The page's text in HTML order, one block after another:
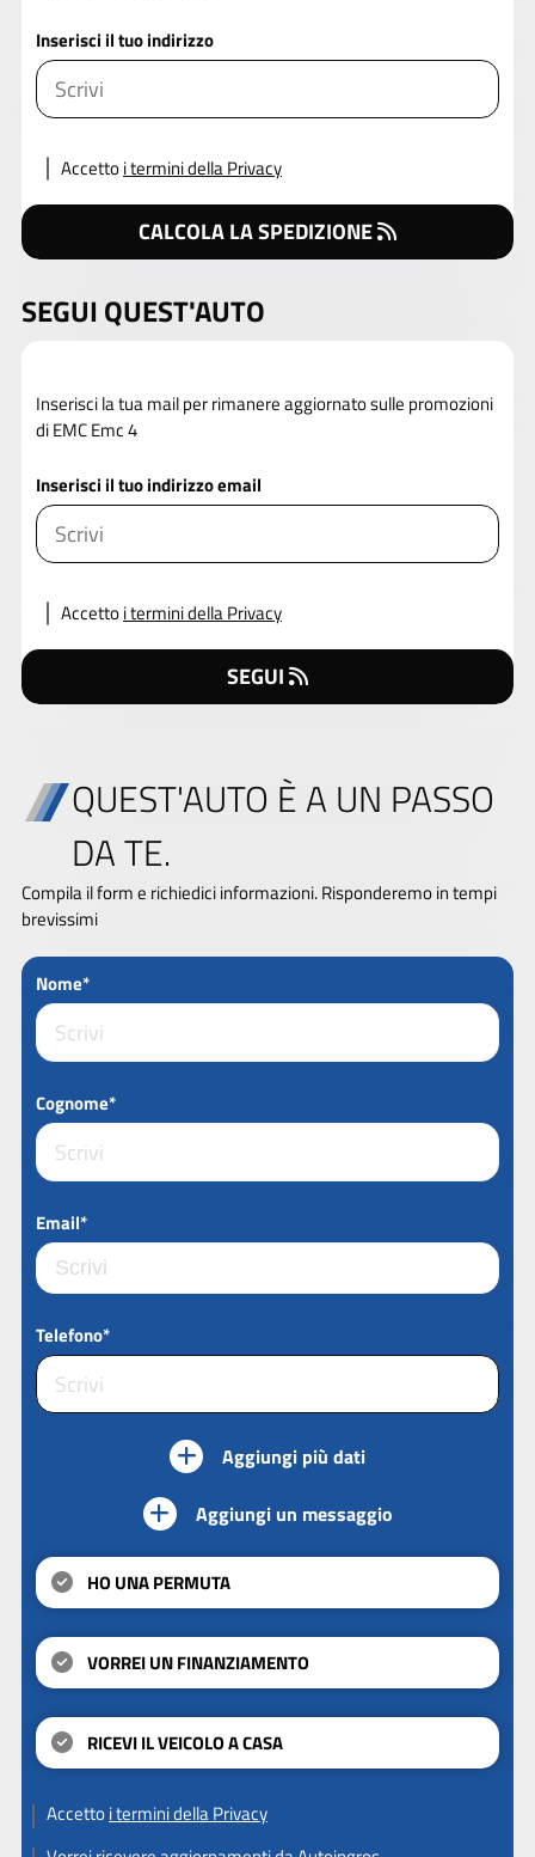
Inserisci il tuo indirizzo
Accettoi termini della Privacy
CALCOLA LA SPEDIZIONE
SEGUI QUEST'AUTO
Inserisci la tua mail per rimanere aggiornato sulle promozioni
di EMC Emc 4
Inserisci il tuo indirizzo email
Accettoi termini della Privacy
SEGUI
QUEST'AUTO È A UN PASSO
DA TE.
Compila il form e richiedici informazioni. Risponderemo in tempi
brevissimi
Nome*
Cognome*
Email*
Telefono*
Aggiungi più dati
Aggiungi un messaggio
HO UNA PERMUTA
VORREI UN FINANZIAMENTO
RICEVI IL VEICOLO A CASA
Accettoi termini della Privacy